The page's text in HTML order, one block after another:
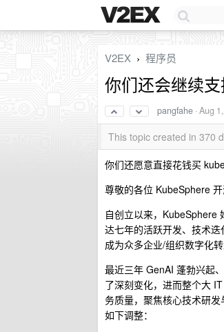
V2EX › 程序员
你们还会继续
pangfahe ·Aug
This topic created in 370
你们还愿意直接花钱买
尊敬的各位 KubeSphere 开
自创立以来，KubeSphere
达七年的活跃开发、技术
成为众多企业/组织数字化
最近三年 GenAI 蓬勃兴起
了深刻变化，进而整个大
务质量，聚焦核心技术研
如下调整：